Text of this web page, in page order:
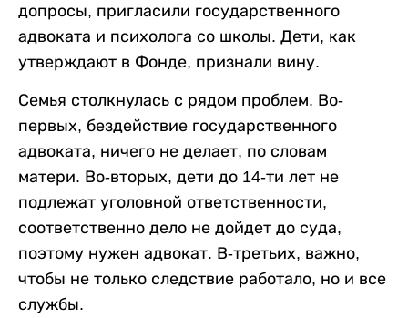
допросы, пригласили государственного
адвоката и психолога со школы. Дети, как
утверждают в Фонде, признали вину.
Семья столкнулась с рядом проблем. Во-
первых, бездействие государственного
адвоката, ничего не делает, по словам
матери. Во-вторых, дети до 14-ти лет не
подлежат уголовной ответственности,
соответственно дело не дойдет до суда,
поэтому нужен адвокат. В-третьих, важно,
чтобы не только следствие работало, но и все
службы.